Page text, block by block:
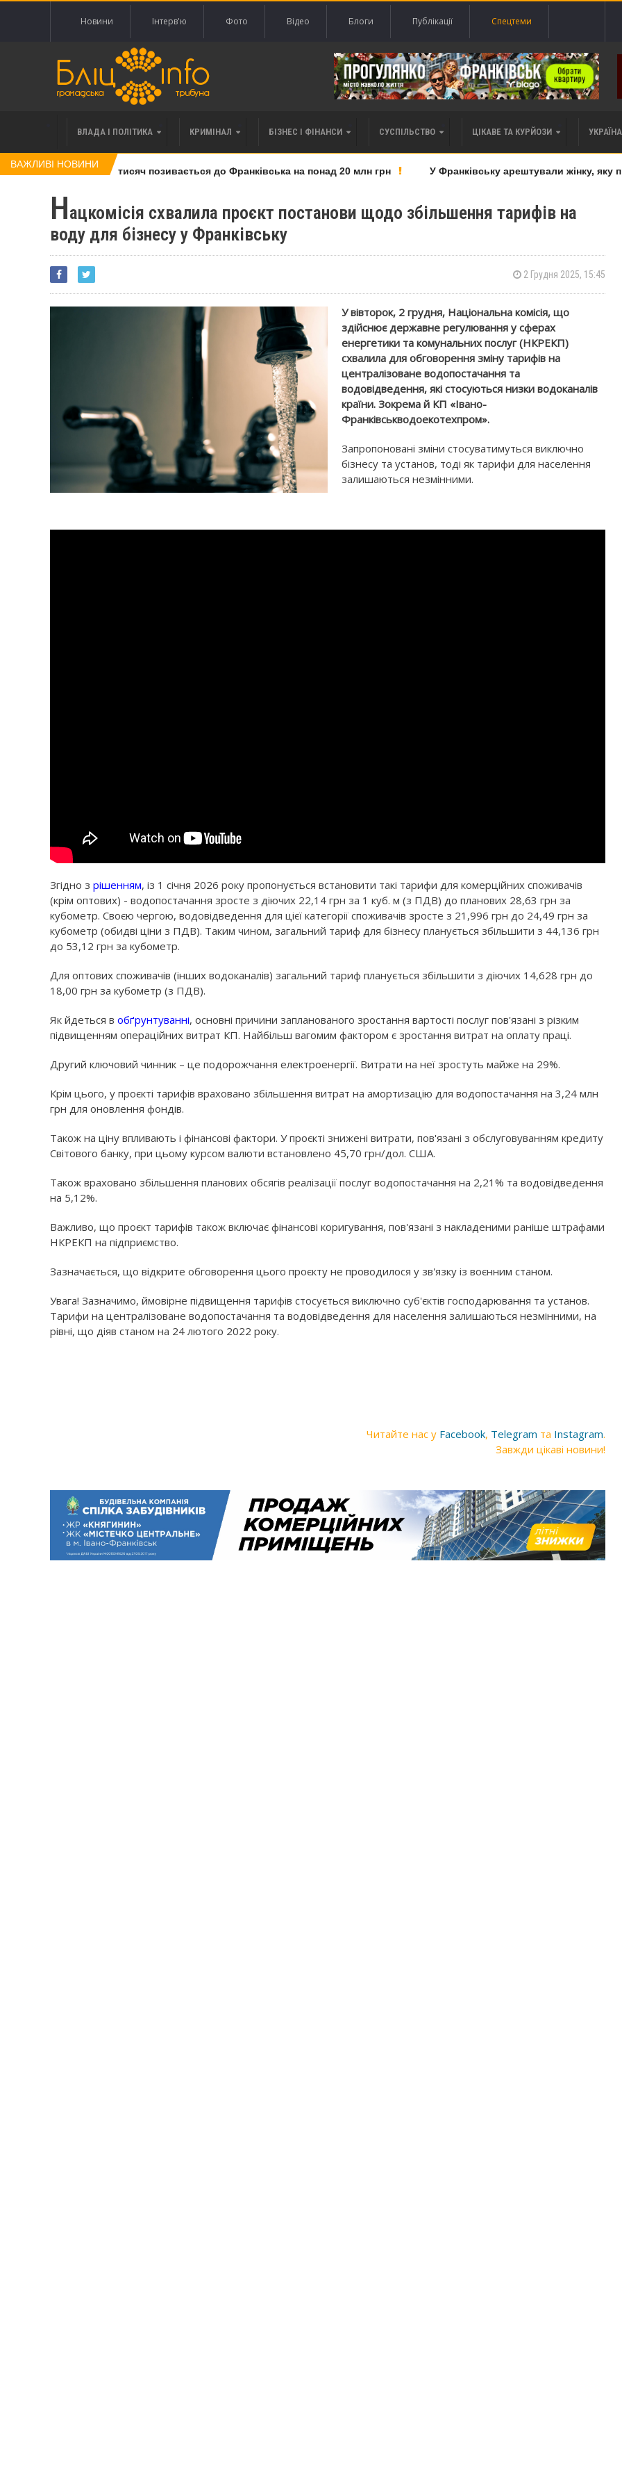
Новини Інтерв'ю Фото Відео Блоги Публікації Спецтеми
ВЛАДА І ПОЛІТИКА КРИМІНАЛ БІЗНЕС І ФІНАНСИ СУСПІЛЬСТВО ЦІКАВЕ ТА КУРЙОЗИ
ВАЖЛИВІ НОВИНИ
вимоги за 120 тисяч позивається до Франківська на понад 20 млн грн У Франківську арештували жінку, яку
Нацкомісія схвалила проєкт постанови щодо збільшення тарифів на
воду для бізнесу у Франківську
2 Грудня 2025, 15:45
У вівторок, 2 грудня, Національна комісія, що
здійснює державне регулювання у сферах
енергетики та комунальних послуг (НКРЕКП)
схвалила для обговорення зміну тарифів на
централізоване водопостачання та
водовідведення, які стосуються низки водоканалів
країни. Зокрема й КП «Івано-
Франківськводоекотехпром».
Запропоновані зміни стосуватимуться виключно
бізнесу та установ, тоді як тарифи для населення
залишаються незмінними.
Згідно з рішенням, із 1 січня 2026 року пропонується встановити такі тарифи для комерційних споживачів
(крім оптових) - водопостачання зросте з діючих 22,14 грн за 1 куб. м (з ПДВ) до планових 28,63 грн за
кубометр. Своєю чергою, водовідведення для цієї категорії споживачів зросте з 21,996 грн до 24,49 грн за
кубометр (обидві ціни з ПДВ). Таким чином, загальний тариф для бізнесу планується збільшити з 44,136 грн
до 53,12 грн за кубометр.
Для оптових споживачів (інших водоканалів) загальний тариф планується збільшити з діючих 14,628 грн до
18,00 грн за кубометр (з ПДВ).
Як йдеться в обґрунтуванні, основні причини запланованого зростання вартості послуг пов'язані з різким
підвищенням операційних витрат КП. Найбільш вагомим фактором є зростання витрат на оплату праці.
Другий ключовий чинник – це подорожчання електроенергії. Витрати на неї зростуть майже на 29%.
Крім цього, у проєкті тарифів враховано збільшення витрат на амортизацію для водопостачання на 3,24 млн
грн для оновлення фондів.
Також на ціну впливають і фінансові фактори. У проєкті знижені витрати, пов'язані з обслуговуванням кредиту
Світового банку, при цьому курсом валюти встановлено 45,70 грн/дол. США.
Також враховано збільшення планових обсягів реалізації послуг водопостачання на 2,21% та водовідведення
на 5,12%.
Важливо, що проєкт тарифів також включає фінансові коригування, пов'язані з накладеними раніше штрафами
НКРЕКП на підприємство.
Зазначається, що відкрите обговорення цього проєкту не проводилося у зв'язку із воєнним станом.
Увага! Зазначимо, ймовірне підвищення тарифів стосується виключно суб'єктів господарювання та установ.
Тарифи на централізоване водопостачання та водовідведення для населення залишаються незмінними, на
рівні, що діяв станом на 24 лютого 2022 року.
Читайте нас у Facebook, Telegram та Instagram.
Завжди цікаві новини!